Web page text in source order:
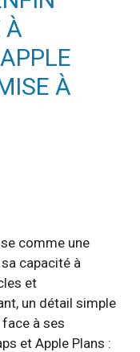
À
À
comme une
capacité à
et
un détail simple
à ses
et Apple Plans :